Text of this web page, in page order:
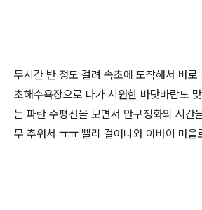
두시간 반 정도 걸려 속초에 도착해서 바로
초해수욕장으로 나가 시원한 바닷바람도
는 파란 수평선을 보면서 안구정화의 시간
무 추워서 ㅠㅠ 빨리 걸어나와 아바이 마을